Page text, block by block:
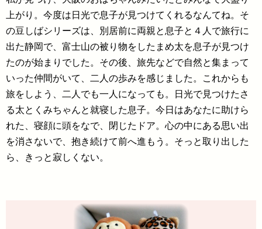
上がり。今度は日光で息子が見つけてくれるなんてね。そ
の豆しばシリーズは、別居前に両親と息子と４人で旅行に
出た静岡で、富士山の被り物をしたまめ太を息子が見つけ
たのが始まりでした。その後、旅先などで自然と集まって
いった仲間がいて、二人の歩みを感じました。これからも
旅をしよう、二人でも一人になっても。日光で見つけたさ
る太とくみちゃんと就寝した息子。今日はあなたに助けら
れた、寝顔に頭をなで、閉じたドア。心の中にある思い出
を消さないで、抱き続けて前へ進もう。そっと取り出した
ら、きっと寂しくない。